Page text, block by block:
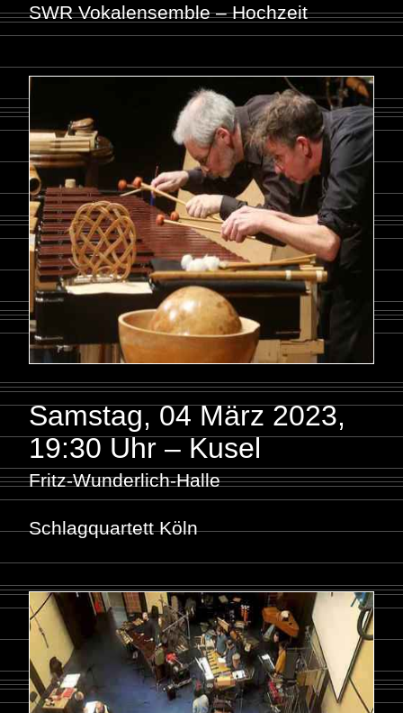
SWR Vokalensemble – Hochzeit
Samstag, 04 März 2023,
19:30 Uhr – Kusel
Fritz-Wunderlich-Halle
Schlagquartett Köln